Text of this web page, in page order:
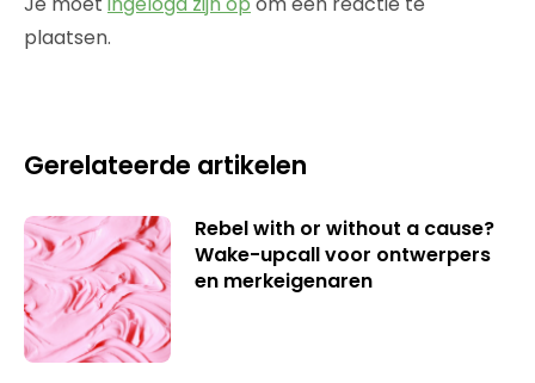
plaatsen.
Gerelateerde artikelen
Rebel with or without a cause?
Wake-upcall voor ontwerpers
en merkeigenaren